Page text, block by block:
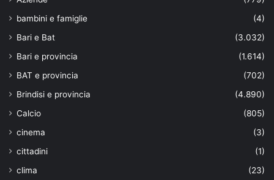
bambini e famiglie
(4)
Bari e Bat
(3.032)
Bari e provincia
(1.614)
BAT e provincia
(702)
Brindisi e provincia
(4.890)
Calcio
(805)
cinema
(3)
cittadini
(1)
clima
(23)